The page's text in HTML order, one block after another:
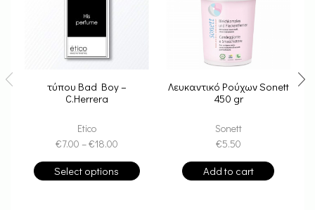
τύπου Bad Boy –
C.Herrera
Etico
€7.00 –€18.00
Select options
Λευκαντικό Ρούχων Sonett
450 gr
Sonett
€5.50
Add to cart